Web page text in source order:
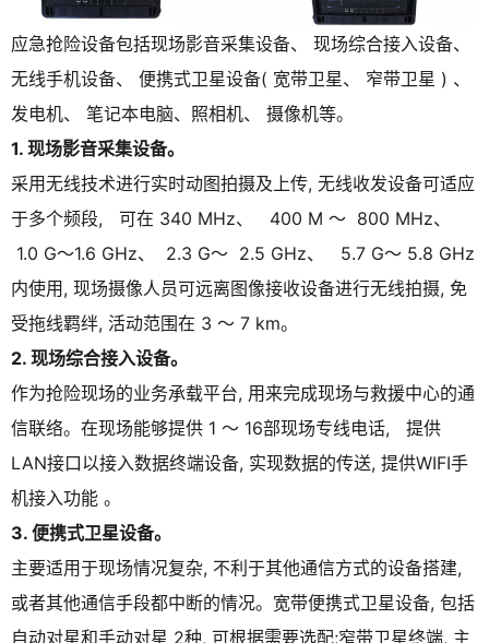
应急抢险设备包括现场影音采集设备、 现场综合接入设备、
无线手机设备、 便携式卫星设备( 宽带卫星、 窄带卫星 ) 、
发电机、 笔记本电脑、照相机、 摄像机等。
1. 现场影音采集设备。
采用无线技术进行实时动图拍摄及上传, 无线收发设备可适应
于多个频段, 可在 340 MHz、 400 M ～ 800 MHz、
1.0 G～1.6 GHz、 2.3 G～ 2.5 GHz、 5.7 G～ 5.8 GHz
内使用, 现场摄像人员可远离图像接收设备进行无线拍摄, 免
受拖线羁绊, 活动范围在 3 ～ 7 km。
2. 现场综合接入设备。
作为抢险现场的业务承载平台, 用来完成现场与救援中心的通
信联络。在现场能够提供 1 ～ 16部现场专线电话, 提供
LAN接口以接入数据终端设备, 实现数据的传送, 提供WIFI手
机接入功能 。
3. 便携式卫星设备。
主要适用于现场情况复杂, 不利于其他通信方式的设备搭建,
或者其他通信手段都中断的情况。宽带便携式卫星设备, 包括
自动对星和手动对星 2种, 可根据需要选配;窄带卫星终端, 主